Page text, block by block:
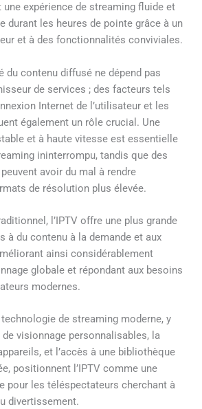
une expérience de streaming fluide et
durant les heures de pointe grâce à un
et à des fonctionnalités conviviales.
du contenu diffusé ne dépend pas
de services ; des facteurs tels
Internet de l’utilisateur et les
également un rôle crucial. Une
et à haute vitesse est essentielle
ininterrompu, tandis que des
avoir du mal à rendre
de résolution plus élevée.
l’IPTV offre une plus grande
à du contenu à la demande et aux
ainsi considérablement
globale et répondant aux besoins
modernes.
de streaming moderne, y
visionnage personnalisables, la
et l’accès à une bibliothèque
positionnent l’IPTV comme une
pour les téléspectateurs cherchant à
divertissement.